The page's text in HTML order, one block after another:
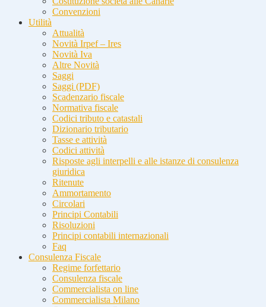
Convenzioni
Utilità
Attualità
Novità Irpef – Ires
Novità Iva
Altre Novità
Saggi
Saggi (PDF)
Scadenzario fiscale
Normativa fiscale
Codici tributo e catastali
Dizionario tributario
Tasse e attività
Codici attività
Risposte agli interpelli e alle istanze di consulenza
giuridica
Ritenute
Ammortamento
Circolari
Principi Contabili
Risoluzioni
Principi contabili internazionali
Faq
Consulenza Fiscale
Regime forfettario
Consulenza fiscale
Commercialista on line
Commercialista Milano